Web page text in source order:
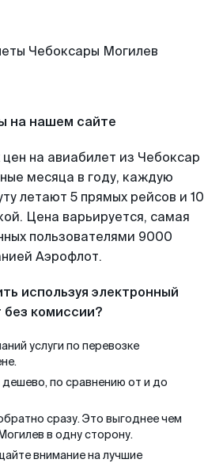
на нашем сайте
на авиабилет из Чебоксар
месяца в году, каждую
летают 5 прямых рейсов и 10
Цена варьируется, самая
пользователями 9000
Аэрофлот.
используя электронный
комиссии?
услуги по перевозке
по сравнению от и до
сразу. Это выгоднее чем
в одну сторону.
внимание на лучшие